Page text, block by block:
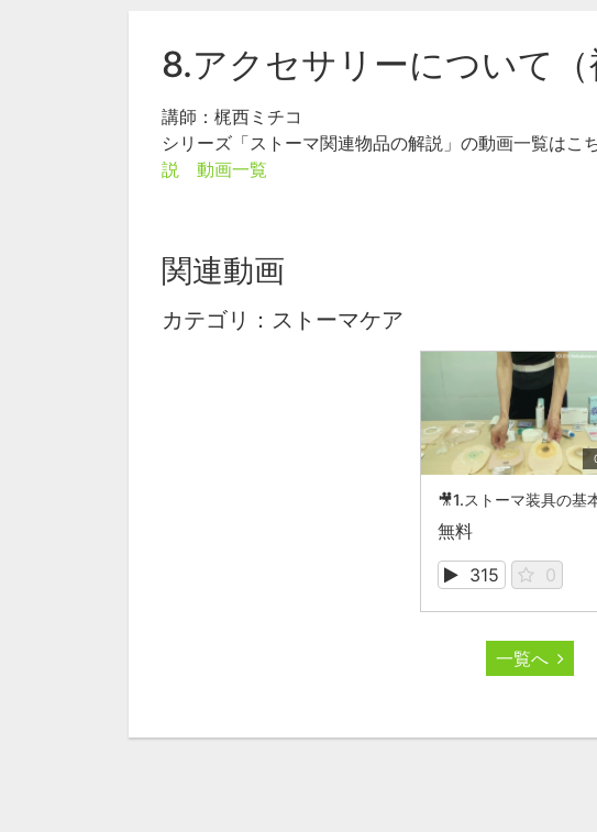
8.アクセサリーについて（
講師：梶西ミチコ
シリーズ「ストーマ関連物品の解説」の動画一覧は
説 動画一覧
関連動画
カテゴリ：ストーマケア
無料
315
0
一覧へ